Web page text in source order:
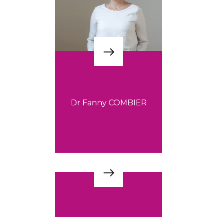
Dr Fanny COMBIER